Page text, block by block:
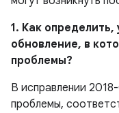
1. Как
обновление, в
проблемы?
В исправлении
проблемы,